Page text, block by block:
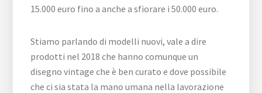
15.000 euro fino a anche a sfiorare i 50.000 euro.
Stiamo parlando di modelli nuovi, vale a dire
prodotti nel 2018 che hanno comunque un
disegno vintage che è ben curato e dove possibile
che ci sia stata la mano umana nella lavorazione